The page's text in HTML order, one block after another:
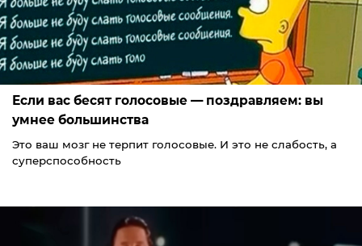
Если вас бесят голосовые — поздравляем: вы
умнее большинства
Это ваш мозг не терпит голосовые. И это не слабость, а
суперспособность